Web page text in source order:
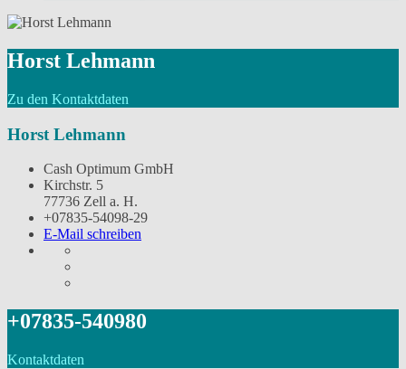
Horst Lehmann
Zu den Kontaktdaten
Horst Lehmann
Cash Optimum GmbH
Kirchstr. 5
77736 Zell a. H.
+07835-54098-29
E-Mail schreiben
+07835-540980
Kontaktdaten